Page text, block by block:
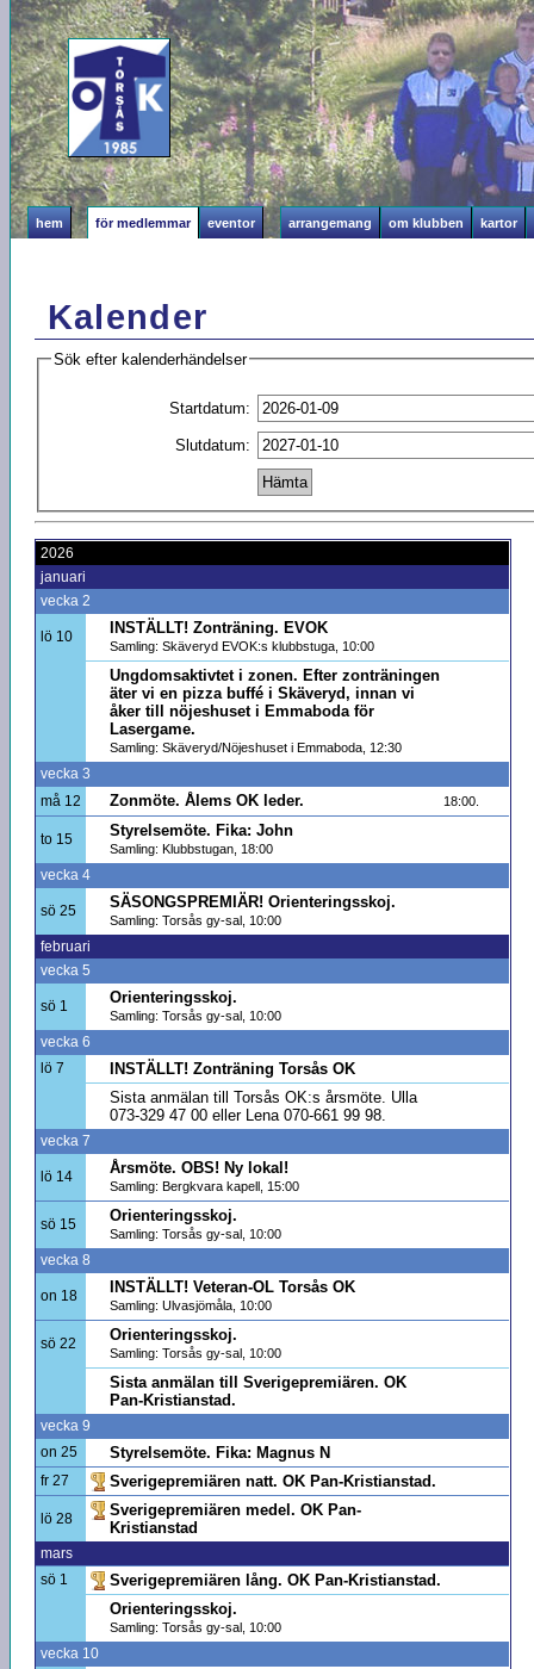
hem för medlemmar eventor arrangemang om klubben kartor
Kalender
Sök efter kalenderhändelser
Startdatum:
Slutdatum:
2026
januari
vecka 2
lö 10 INSTÄLLT! Zonträning. EVOK
Samling: Skäveryd EVOK:s klubbstuga, 10:00
Ungdomsaktivtet i zonen. Efter zonträningen
äter vi en pizza buffé i Skäveryd, innan vi
åker till nöjeshuset i Emmaboda för
Lasergame.
Samling: Skäveryd/Nöjeshuset i Emmaboda, 12:30
vecka 3
må 12
Zonmöte. Ålems OK leder. 18:00.
to 15 Styrelsemöte. Fika: John
Samling: Klubbstugan, 18:00
vecka 4
sö 25 SÄSONGSPREMIÄR! Orienteringsskoj.
Samling: Torsås gy-sal, 10:00
februari
vecka 5
sö 1 Orienteringsskoj.
Samling: Torsås gy-sal, 10:00
vecka 6
lö 7
INSTÄLLT! Zonträning Torsås OK
Sista anmälan till Torsås OK:s årsmöte. Ulla
073-329 47 00 eller Lena 070-661 99 98.
vecka 7
lö 14 Årsmöte. OBS! Ny lokal!
Samling: Bergkvara kapell, 15:00
sö 15 Orienteringsskoj.
Samling: Torsås gy-sal, 10:00
vecka 8
on 18 INSTÄLLT! Veteran-OL Torsås OK
Samling: Ulvasjömåla, 10:00
sö 22 Orienteringsskoj.
Samling: Torsås gy-sal, 10:00
Sista anmälan till Sverigepremiären. OK
Pan-Kristianstad.
vecka 9
on 25
Styrelsemöte. Fika: Magnus N
fr 27 Sverigepremiären natt. OK Pan-Kristianstad.
lö 28
Sverigepremiären medel. OK Pan-
Kristianstad
mars
sö 1
Sverigepremiären lång. OK Pan-Kristianstad.
Orienteringsskoj.
Samling: Torsås gy-sal, 10:00
vecka 10